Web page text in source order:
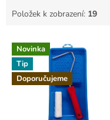
Položek k zobrazení: 19
V
p
Novinka
Tip
Doporučujeme